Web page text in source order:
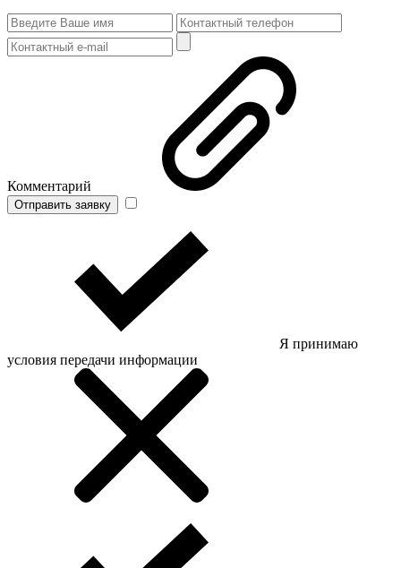
Комментарий
Отправить заявку
Я принимаю
условия передачи информации